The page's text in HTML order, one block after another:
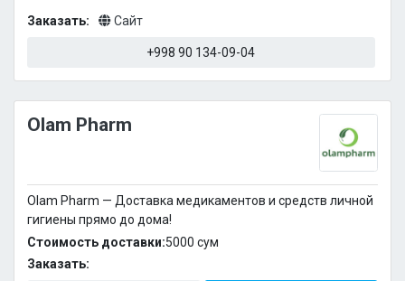
Заказать:
Сайт
+998 90 134-09-04
Olam Pharm
Olam Pharm — Доставка медикаментов и средств личной
гигиены прямо до дома!
Стоимость доставки:5000 cум
Заказать: